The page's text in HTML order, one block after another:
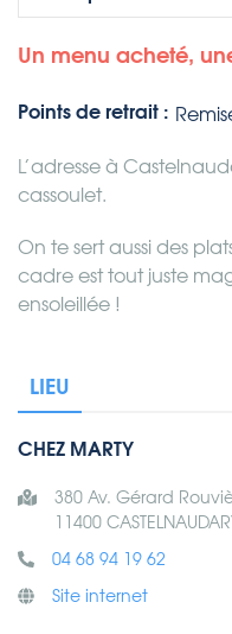
Un menu acheté,
Points de retrait :
L’adresse à
cassoulet.
On te sert aussi des
cadre est tout juste
ensoleillée !
LIEU
CHEZ MARTY
380 Av. Gérard
11400
04 68 94 19 62
Site internet